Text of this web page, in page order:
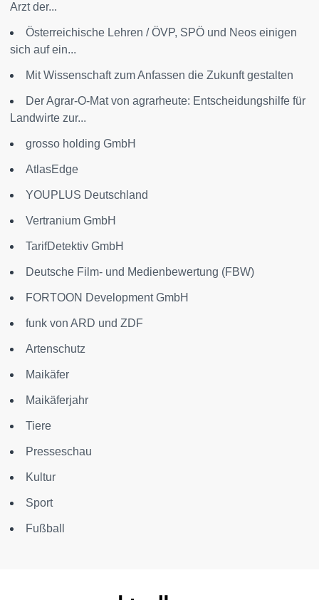
Arzt der...
Österreichische Lehren / ÖVP, SPÖ und Neos einigen
sich auf ein...
Mit Wissenschaft zum Anfassen die Zukunft gestalten
Der Agrar-O-Mat von agrarheute: Entscheidungshilfe für
Landwirte zur...
grosso holding GmbH
AtlasEdge
YOUPLUS Deutschland
Vertranium GmbH
TarifDetektiv GmbH
Deutsche Film- und Medienbewertung (FBW)
FORTOON Development GmbH
funk von ARD und ZDF
Artenschutz
Maikäfer
Maikäferjahr
Tiere
Presseschau
Kultur
Sport
Fußball